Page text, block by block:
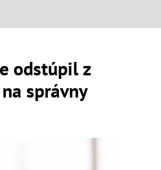
odstúpil z
správny